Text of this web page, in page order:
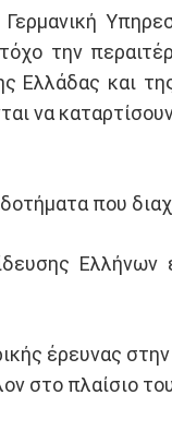
την
και
να
που
έρευνας
στο πλαίσιο